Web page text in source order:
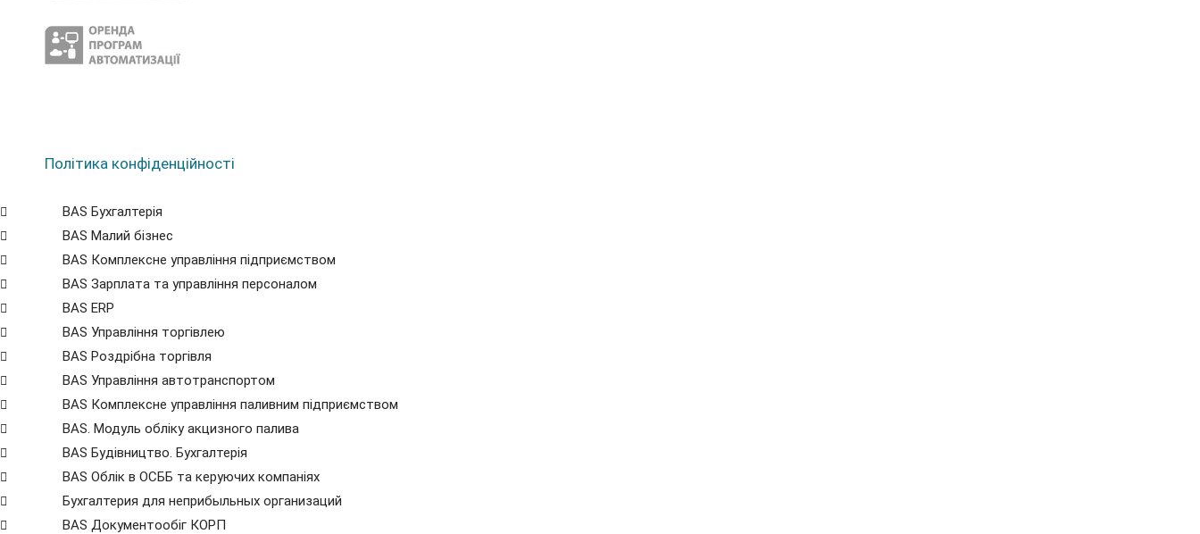
Політика конфіденційності
BAS Бухгалтерія
BAS Малий бізнес
BAS Комплексне управління підприємством
BAS Зарплата та управління персоналом
BAS ERP
BAS Управління торгівлею
BAS Роздрібна торгівля
BAS Управління автотранспортом
BAS Комплексне управління паливним підприємством
BAS. Модуль обліку акцизного палива
BAS Будівництво. Бухгалтерія
BAS Облік в ОСББ та керуючих компаніях
Бухгалтерия для неприбыльных организаций
BAS Документообіг КОРП